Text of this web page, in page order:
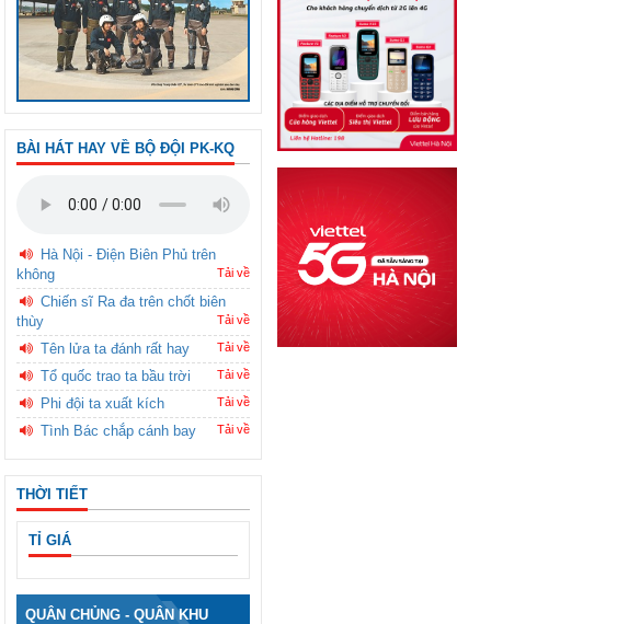
BÀI HÁT HAY VỀ BỘ ĐỘI PK-KQ
Hà Nội - Điện Biên Phủ trên
không
Tải về
Chiến sĩ Ra đa trên chốt biên
thùy
Tải về
Tên lửa ta đánh rất hay Tải về
Tổ quốc trao ta bầu trời Tải về
Phi đội ta xuất kích Tải về
Tình Bác chắp cánh bay Tải về
THỜI TIẾT
TỈ GIÁ
QUÂN CHỦNG - QUÂN KHU